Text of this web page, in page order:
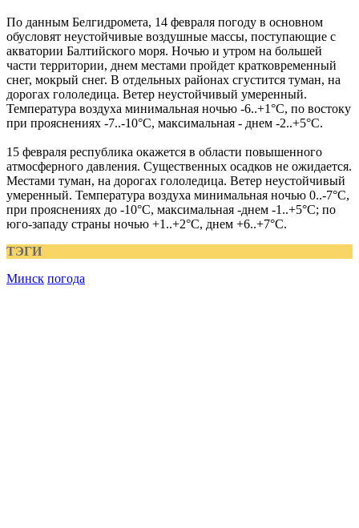
По данным Белгидромета, 14 февраля погоду в основном
обусловят неустойчивые воздушные массы, поступающие с
акватории Балтийского моря. Ночью и утром на большей
части территории, днем местами пройдет кратковременный
снег, мокрый снег. В отдельных районах сгустится туман, на
дорогах гололедица. Ветер неустойчивый умеренный.
Температура воздуха минимальная ночью -6..+1°С, по востоку
при прояснениях -7..-10°С, максимальная - днем -2..+5°С.
15 февраля республика окажется в области повышенного
атмосферного давления. Существенных осадков не ожидается.
Местами туман, на дорогах гололедица. Ветер неустойчивый
умеренный. Температура воздуха минимальная ночью 0..-7°С,
при прояснениях до -10°С, максимальная -днем -1..+5°С; по
юго-западу страны ночью +1..+2°С, днем +6..+7°С.
ТЭГИ
Минск погода